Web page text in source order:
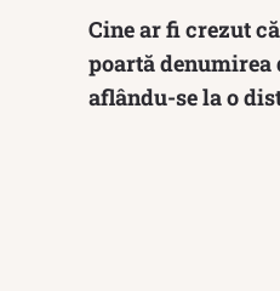
Cine ar fi crezut
poartă denumirea
aflându-se la o